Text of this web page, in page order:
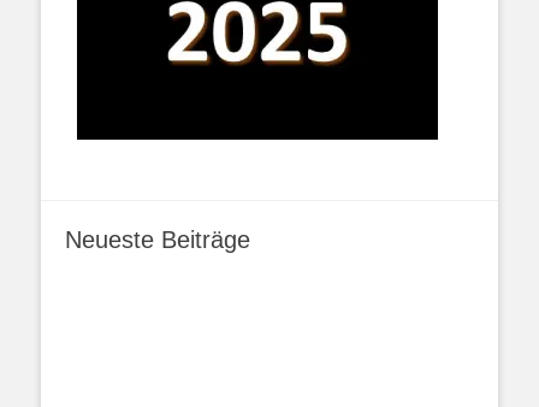
Neueste Beiträge